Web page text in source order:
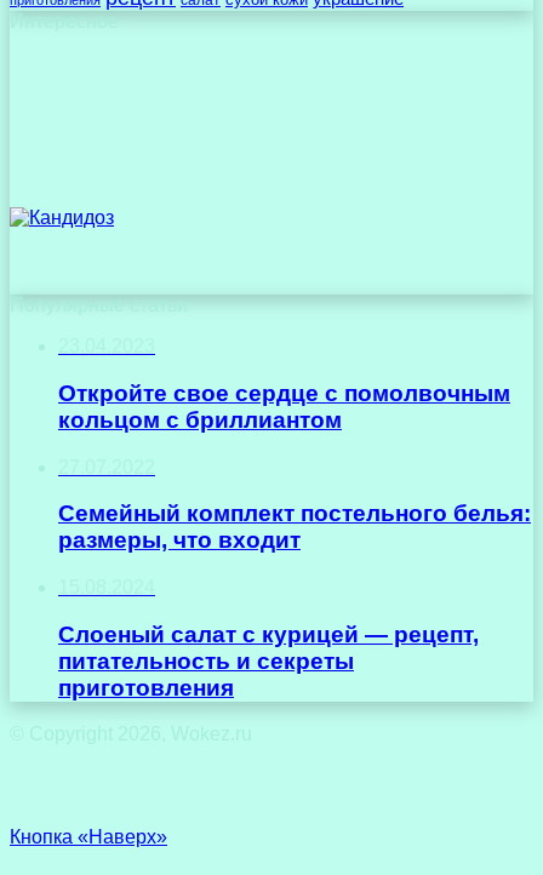
Откройте свое сердце с помолвочным
кольцом с бриллиантом
Семейный комплект постельного белья:
размеры, что входит
Слоеный салат с курицей — рецепт,
питательность и секреты
приготовления
© Copyright 2026, Wokez.ru
Кнопка «Наверх»